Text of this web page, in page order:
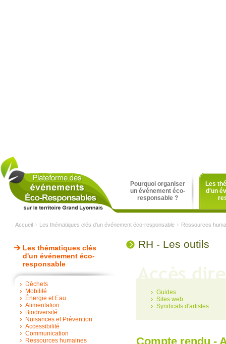
Pourquoi organiser
un événement éco-
responsable ?
Les
d'un
Accueil Les thématiques clés d'un événement éco-responsable Ressources
Les thématiques clés
d'un événement éco-
responsable
Déchets
Mobilité
Énergie et Eau
Alimentation
Biodiversité
Nuisances et Prévention
Accessibilité
Communication
Ressources humaines
RH - Les outils
Guides
Sites web
Syndicats d'artistes
Compte rendu -